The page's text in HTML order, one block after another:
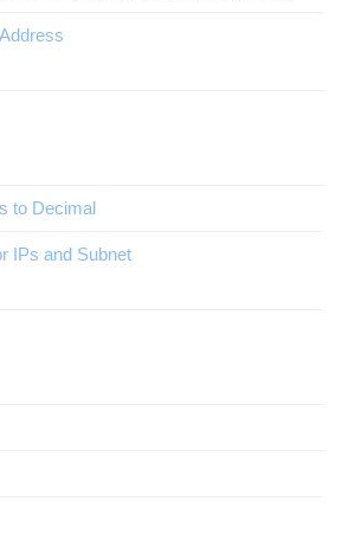
to Decimal
IPs and Subnet